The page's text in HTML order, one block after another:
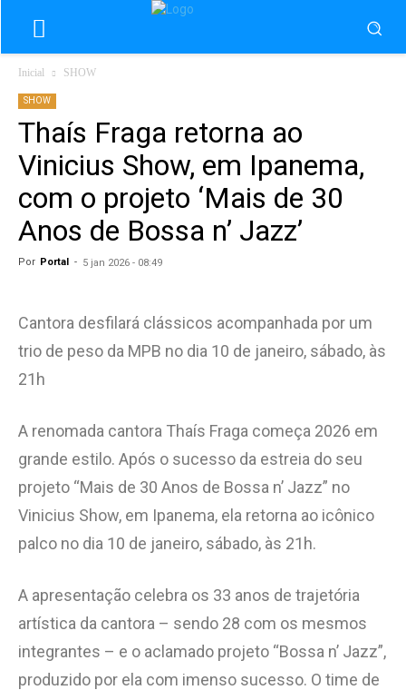
Inicial SHOW
SHOW
Thaís Fraga retorna ao
Vinicius Show, em Ipanema,
com o projeto ‘Mais de 30
Anos de Bossa n’ Jazz’
Por Portal - 5 jan 2026 - 08:49
Cantora desfilará clássicos acompanhada por um
trio de peso da MPB no dia 10 de janeiro, sábado, às
21h
A renomada cantora Thaís Fraga começa 2026 em
grande estilo. Após o sucesso da estreia do seu
projeto “Mais de 30 Anos de Bossa n’ Jazz” no
Vinicius Show, em Ipanema, ela retorna ao icônico
palco no dia 10 de janeiro, sábado, às 21h.
A apresentação celebra os 33 anos de trajetória
artística da cantora – sendo 28 com os mesmos
integrantes – e o aclamado projeto “Bossa n’ Jazz”,
produzido por ela com imenso sucesso. O time de